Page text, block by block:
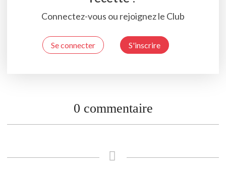
Connectez-vous ou rejoignez le Club
Se connecter S'inscrire
0 commentaire